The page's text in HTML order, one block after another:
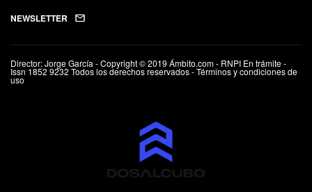
NEWSLETTER
Director: Jorge García - Copyright © 2019 Ámbito.com - RNPI En trámite -
Issn 1852 9232 Todos los derechos reservados - Términos y condiciones de
uso